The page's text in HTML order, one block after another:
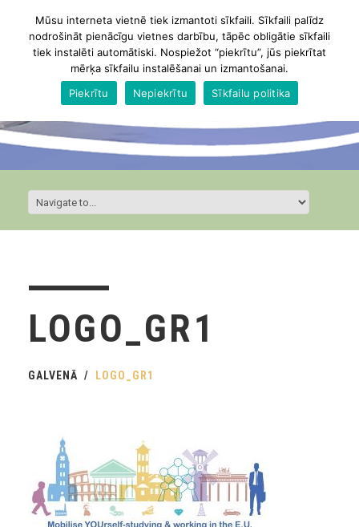
LOGO_GR1
GALVENĀ LOGO_GR1
Mūsu interneta vietnē tiek izmantoti sīkfaili. Sīkfaili palīdz
nodrošināt pienācīgu vietnes darbību, tāpēc obligātie sīkfaili
tiek instalēti automātiski. Nospiežot “piekrītu”, jūs piekrītat
mērķa sīkfailu instalēšanai un izmantošanai.
Piekrītu
Nepiekrītu Sīkfailu politika